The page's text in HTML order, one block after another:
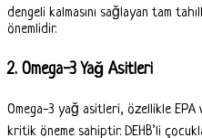
dengeli kalmasını sağlayan tam
önemlidir.
2. Omega-3 Yağ Asitleri
Omega-3 yağ asitleri, özellikle EPA
kritik öneme sahiptir. DEHB’li